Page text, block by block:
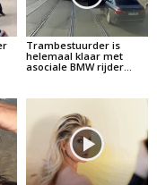
Trambestuurder is
helemaal klaar met
asociale BMW rijder…